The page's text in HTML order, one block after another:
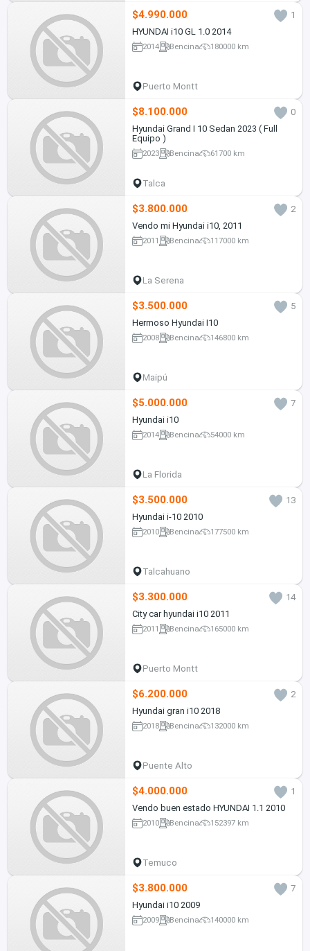
$4.990.000
1
HYUNDAI i10 GL 1.0 2014
2014 Bencina 180000 km
Puerto Montt
$8.100.000
0
Hyundai Grand I 10 Sedan 2023 ( Full
Equipo )
2023 Bencina 61700 km
Talca
$3.800.000
2
Vendo mi Hyundai i10, 2011
2011 Bencina 117000 km
La Serena
$3.500.000
5
Hermoso Hyundai I10
2008 Bencina 146800 km
Maipú
$5.000.000
7
Hyundai i10
2014 Bencina 54000 km
La Florida
$3.500.000
13
Hyundai i-10 2010
2010 Bencina 177500 km
Talcahuano
$3.300.000
14
City car hyundai i10 2011
2011 Bencina 165000 km
Puerto Montt
$6.200.000
2
Hyundai gran i10 2018
2018 Bencina 132000 km
Puente Alto
$4.000.000
1
Vendo buen estado HYUNDAI 1.1 2010
2010 Bencina 152397 km
Temuco
$3.800.000
7
Hyundai i10 2009
2009 Bencina 140000 km